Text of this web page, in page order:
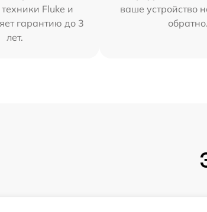
Fluke и
гарантию до 3
лет.
ваше устройство
обратно.